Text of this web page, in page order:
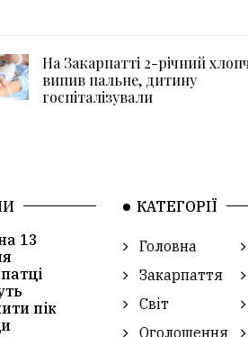
На Закарпатті 2-річний
випив пальне, дитину
госпіталізували
13
пік
КАТЕГОРІЇ
Головна
Закарпаття
Світ
Оголошення